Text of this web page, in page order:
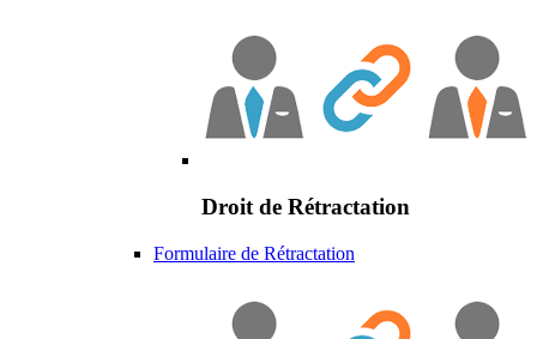
Droit de Rétractation
Formulaire de Rétractation